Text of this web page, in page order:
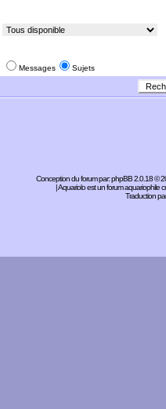
Messages Sujets
Conception du forum par:phpBB2.0.18 ©
| Aquariolo est un forum aquariophile
Traduction